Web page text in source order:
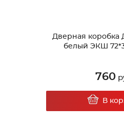
Дверная коробка
белый ЭКШ
760
В